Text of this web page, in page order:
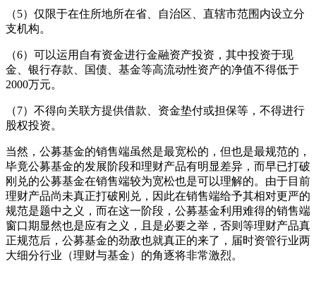
（5）仅限于在住所地所在省、自治区、直辖市范围内设立分
支机构。
（6）可以运用自有资金进行金融资产投资，其中投资于现
金、银行存款、国债、基金等高流动性资产的净值不得低于
2000万元。
（7）不得向关联方提供借款、资金垫付或担保等，不得进行
股权投资。
当然，公募基金的销售端虽然是最宽松的，但也是最规范的，
毕竟公募基金的发展阶段和理财产品有明显差异，而早已打破
刚兑的公募基金在销售端较为宽松也是可以理解的。由于目前
理财产品尚未真正打破刚兑，因此在销售端给予其相对更严的
规范是题中之义，而在这一阶段，公募基金利用难得的销售端
窗口期显然也是应有之义，且是必要之举，否则等理财产品真
正规范后，公募基金的劲敌也就真正的来了，届时资管行业两
大细分行业（理财与基金）的角逐将非常激烈。